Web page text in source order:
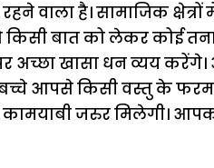
है। सामाजिक क्षेत्रों
बात को लेकर कोई तनाव
अच्छा खासा धन व्यय
बच्चे आपसे किसी वस्तु के
जरुर मिलेगी।